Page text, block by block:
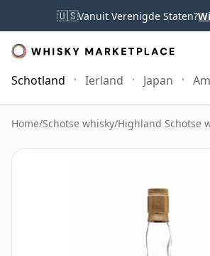
🇺🇸Vanuit Verenigde Staten?
Schotland Ierland Japan
Home/Schotse whisky/Highland Schotse